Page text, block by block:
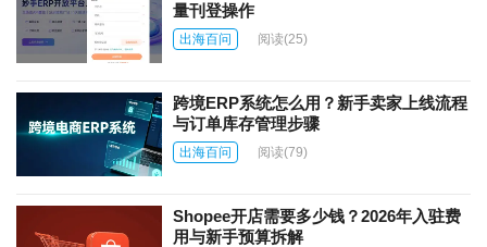
量刊登操作
出海百问 阅读(25)
跨境ERP系统怎么用？新手卖家上线流程
与订单库存管理步骤
出海百问 阅读(79)
Shopee开店需要多少钱？2026年入驻费
用与新手预算拆解